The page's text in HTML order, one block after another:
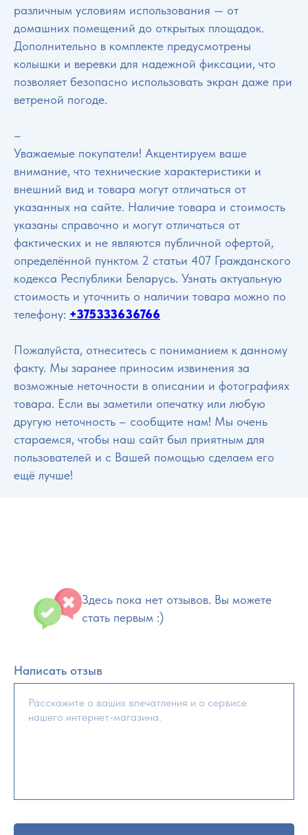
различным условиям использования — от
домашних помещений до открытых площадок.
Дополнительно в комплекте предусмотрены
колышки и веревки для надежной фиксации, что
позволяет безопасно использовать экран даже при
ветреной погоде.
–
Уважаемые покупатели! Акцентируем ваше
внимание, что технические характеристики и
внешний вид и товара могут отличаться от
указанных на сайте. Наличие товара и стоимость
указаны справочно и могут отличаться от
фактических и не являются публичной офертой,
определённой пунктом 2 статьи 407 Гражданского
кодекса Республики Беларусь. Узнать актуальную
стоимость и уточнить о наличии товара можно по
телефону: +375333636766
Пожалуйста, отнеситесь с пониманием к данному
факту. Мы заранее приносим извинения за
возможные неточности в описании и фотографиях
товара. Если вы заметили опечатку или любую
другую неточность – сообщите нам! Мы очень
стараемся, чтобы наш сайт был приятным для
пользователей и с Вашей помощью сделаем его
ещё лучше!
Здесь пока нет отзывов. Вы можете
стать первым :)
Написать отзыв